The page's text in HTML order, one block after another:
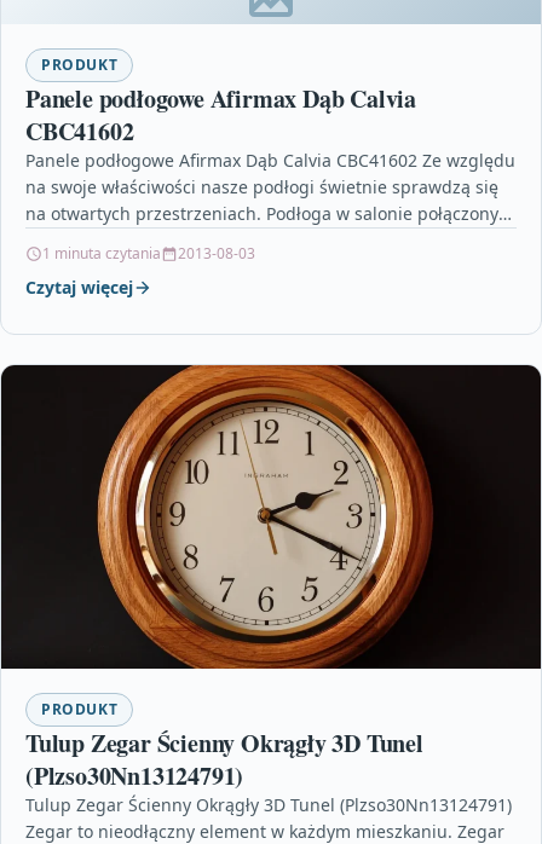
PRODUKT
Panele podłogowe Afirmax Dąb Calvia
CBC41602
Panele podłogowe Afirmax Dąb Calvia CBC41602 Ze względu
na swoje właściwości nasze podłogi świetnie sprawdzą się
na otwartych przestrzeniach. Podłoga w salonie połączonym
1 minuta czytania 2013-08-03
Czytaj więcej
PRODUKT
Tulup Zegar Ścienny Okrągły 3D Tunel
(Plzso30Nn13124791)
Tulup Zegar Ścienny Okrągły 3D Tunel (Plzso30Nn13124791)
Zegar to nieodłączny element w każdym mieszkaniu. Zegar